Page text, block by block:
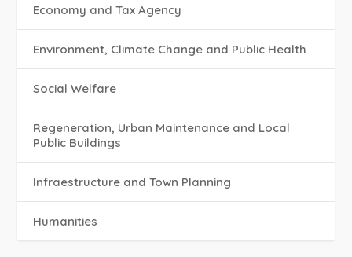
Economy and Tax Agency
Environment, Climate Change and Public Health
Social Welfare
Regeneration, Urban Maintenance and Local
Public Buildings
Infraestructure and Town Planning
Humanities